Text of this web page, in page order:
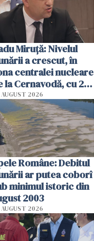
Miruţă: Nivelul
a crescut, în
centralei nucleare
la Cernavodă, cu 2
faţă de ziua trecută
2026
Române: Debitul
ar putea coborî
minimul istoric din
2003
2026